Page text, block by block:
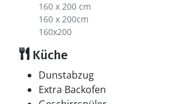
160 x 200 cm
160 x 200cm
160x200
Küche
Dunstabzug
Extra Backofen